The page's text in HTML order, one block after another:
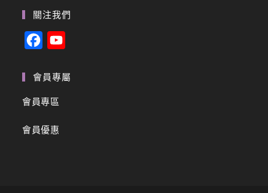
關注我們
c
e
o
u
會員專屬
會員專區
會員優惠